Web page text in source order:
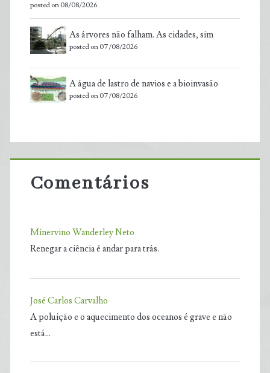
posted on 08/08/2026
As árvores não falham. As cidades, sim
posted on 07/08/2026
A água de lastro de navios e a bioinvasão
posted on 07/08/2026
Comentários
Minervino Wanderley Neto
Renegar a ciência é andar para trás.
José Carlos Carvalho
A poluição e o aquecimento dos oceanos é grave e não
está…